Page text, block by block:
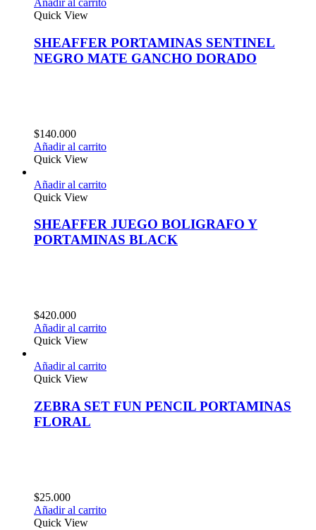
Añadir al carrito
Quick View
SHEAFFER PORTAMINAS SENTINEL
NEGRO MATE GANCHO DORADO
$140.000
Añadir al carrito
Quick View
Añadir al carrito
Quick View
SHEAFFER JUEGO BOLIGRAFO Y
PORTAMINAS BLACK
$420.000
Añadir al carrito
Quick View
Añadir al carrito
Quick View
ZEBRA SET FUN PENCIL PORTAMINAS
FLORAL
$25.000
Añadir al carrito
Quick View